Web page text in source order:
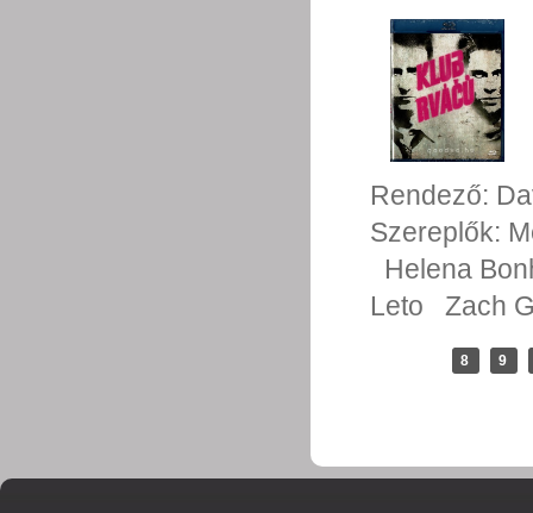
Rendező:
Szereplők:
Helena
Leto
Zach
8 9